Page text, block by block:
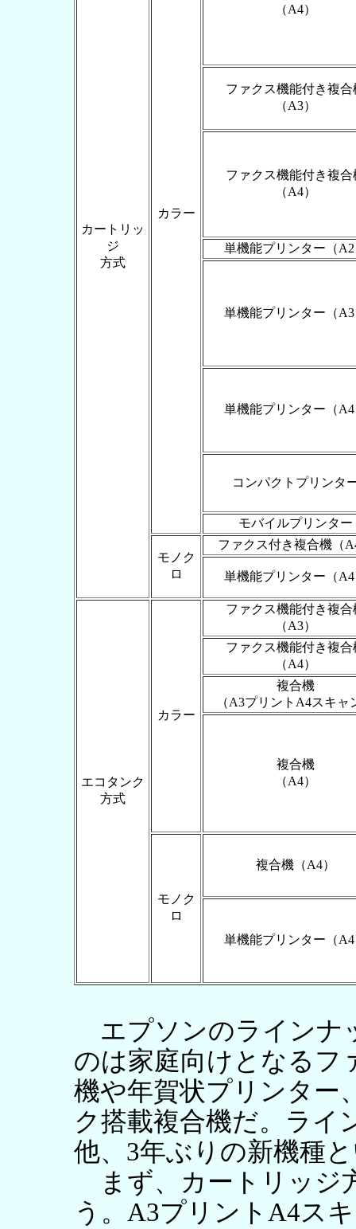
カートリッ
ジ
方式
カラー
（A4）
ファクス機能付き複合
（A3）
ファクス機能付き複合
（A4）
単機能プリンター（
単機能プリンター（
単機能プリンター（
コンパクトプリンタ
モバイルプリンター
モノク
ロ
ファクス付き複合機（
単機能プリンター（
エコタンク
方式
カラー
ファクス機能付き複合
（A3）
ファクス機能付き複合
（A4）
複合機
（A3プリントA4スキャ
複合機
（A4）
モノク
ロ
複合機（A4）
単機能プリンター（
エプソンのラインナ
のは家庭向けとなるフ
機や年賀状プリンター
ク搭載複合機だ。ライ
他、3年ぶりの新機種
まず、カートリッジ
う。A3プリントA4ス